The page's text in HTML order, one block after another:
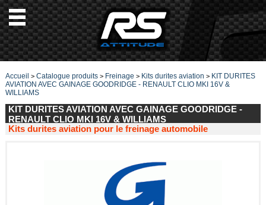
Accueil > Catalogue produits> Freinage > Kits durites aviation > KIT DURITES
AVIATION AVEC GAINAGE GOODRIDGE - RENAULT CLIO MKI 16V &
WILLIAMS
KIT DURITES AVIATION AVEC GAINAGE GOODRIDGE -
RENAULT CLIO MKI 16V & WILLIAMS
Kits durites aviation pour le freinage automobile